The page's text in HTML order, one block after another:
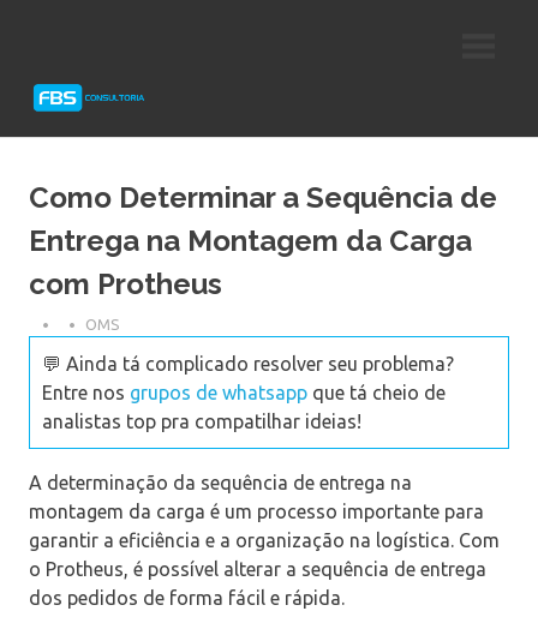
Protheus
Como Determinar a Sequência de
Entrega na Montagem da Carga
com Protheus
OMS
💬 Ainda tá complicado resolver seu problema?
Entre nos grupos de whatsapp que tá cheio de
analistas top pra compatilhar ideias!
A determinação da sequência de entrega na
montagem da carga é um processo importante para
garantir a eficiência e a organização na logística. Com
o Protheus, é possível alterar a sequência de entrega
dos pedidos de forma fácil e rápida.